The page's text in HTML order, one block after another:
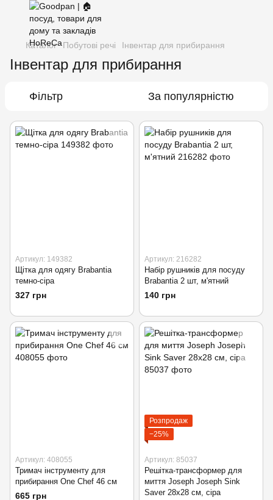
Каталог Побутові речі Інвентар для прибирання
Інвентар для прибирання
Фільтр За популярністю
Артикул: 149382
Щітка для одягу Brabantia
темно-сіра
327 грн
Артикул: 216282
Набір рушників для посуду
Brabantia 2 шт, м'ятний
140 грн
Артикул: 408055
Тримач інструменту для
прибирання One Chef 46 см
665 грн
Розпродаж
−25%
Артикул: 85037
Решітка-трансформер для
миття Joseph Joseph Sink
Saver 28х28 см, сіра